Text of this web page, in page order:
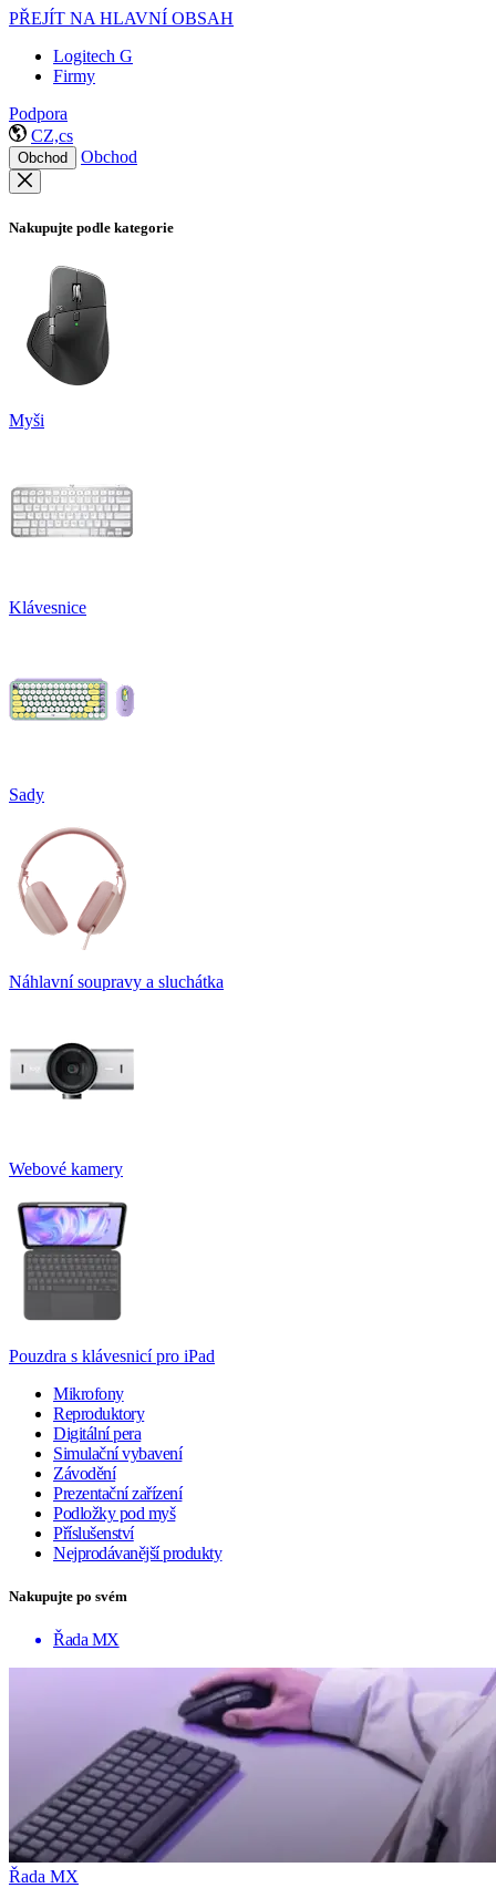
PŘEJÍT NA HLAVNÍ OBSAH
Logitech G
Firmy
Podpora
CZ,cs
Obchod Obchod
Nakupujte podle kategorie
Myši
Klávesnice
Sady
Náhlavní soupravy a sluchátka
Webové kamery
Pouzdra s klávesnicí pro iPad
Mikrofony
Reproduktory
Digitální pera
Simulační vybavení
Závodění
Prezentační zařízení
Podložky pod myš
Příslušenství
Nejprodávanější produkty
Nakupujte po svém
Řada MX
Řada MX